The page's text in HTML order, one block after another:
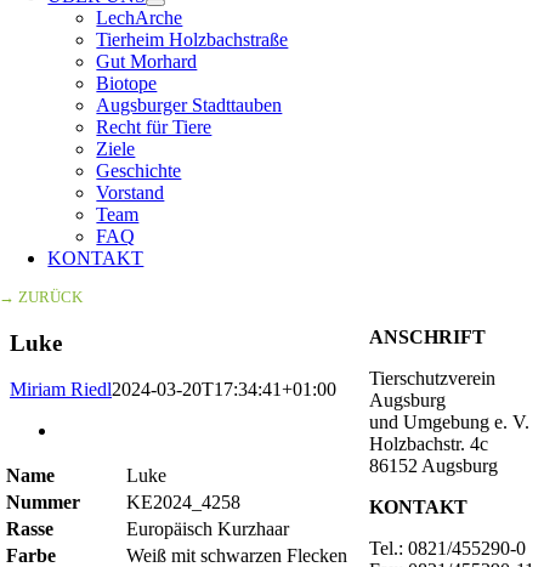
LechArche
Tierheim Holzbachstraße
Gut Morhard
Biotope
Augsburger Stadttauben
Recht für Tiere
Ziele
Geschichte
Vorstand
Team
FAQ
KONTAKT
→ ZURÜCK
Luke
Miriam Riedl2024-03-20T17:34:41+01:00
Name
Luke
Nummer
KE2024_4258
Rasse
Europäisch Kurzhaar
Farbe
Weiß mit schwarzen Flecken
ANSCHRIFT
Tierschutzverein
Augsburg
und Umgebung e. V.
Holzbachstr. 4c
86152 Augsburg
KONTAKT
Tel.: 0821/455290-0